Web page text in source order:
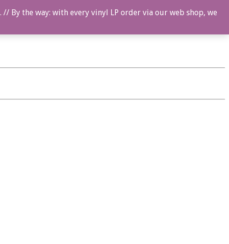
By the way: with every vinyl LP order via our web shop, we